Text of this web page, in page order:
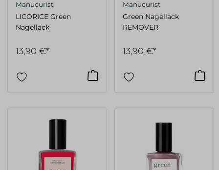
Manucurist
LICORICE Green
Nagellack
13,90 €*
Manucurist
Green Nagellack
REMOVER
13,90 €*